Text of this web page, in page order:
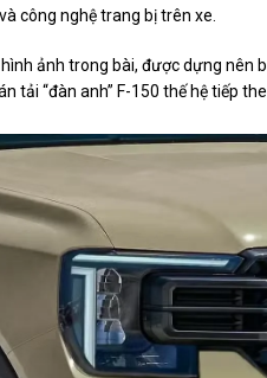
công nghệ trang bị trên xe.
ảnh trong bài, được dựng
tải “đàn anh” F-150 thế hệ tiếp